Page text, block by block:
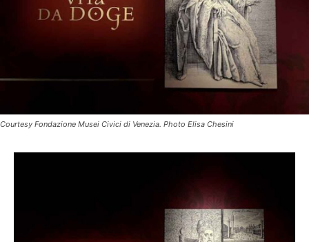
Courtesy Fondazione Musei Civici di Venezia. Photo Elisa Chesini